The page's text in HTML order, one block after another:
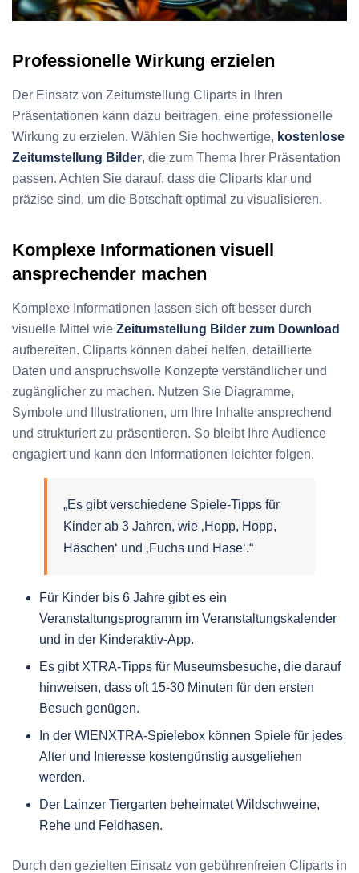
Professionelle Wirkung erzielen
Der Einsatz von Zeitumstellung Cliparts in Ihren
Präsentationen kann dazu beitragen, eine professionelle
Wirkung zu erzielen. Wählen Sie hochwertige, kostenlose
Zeitumstellung Bilder, die zum Thema Ihrer Präsentation
passen. Achten Sie darauf, dass die Cliparts klar und
präzise sind, um die Botschaft optimal zu visualisieren.
Komplexe Informationen visuell
ansprechender machen
Komplexe Informationen lassen sich oft besser durch
visuelle Mittel wie Zeitumstellung Bilder zum Download
aufbereiten. Cliparts können dabei helfen, detaillierte
Daten und anspruchsvolle Konzepte verständlicher und
zugänglicher zu machen. Nutzen Sie Diagramme,
Symbole und Illustrationen, um Ihre Inhalte ansprechend
und strukturiert zu präsentieren. So bleibt Ihre Audience
engagiert und kann den Informationen leichter folgen.
„Es gibt verschiedene Spiele-Tipps für
Kinder ab 3 Jahren, wie ‚Hopp, Hopp,
Häschen‘ und ‚Fuchs und Hase‘.“
Für Kinder bis 6 Jahre gibt es ein
Veranstaltungsprogramm im Veranstaltungskalender
und in der Kinderaktiv-App.
Es gibt XTRA-Tipps für Museumsbesuche, die darauf
hinweisen, dass oft 15-30 Minuten für den ersten
Besuch genügen.
In der WIENXTRA-Spielebox können Spiele für jedes
Alter und Interesse kostengünstig ausgeliehen
werden.
Der Lainzer Tiergarten beheimatet Wildschweine,
Rehe und Feldhasen.
Durch den gezielten Einsatz von gebührenfreien Cliparts in